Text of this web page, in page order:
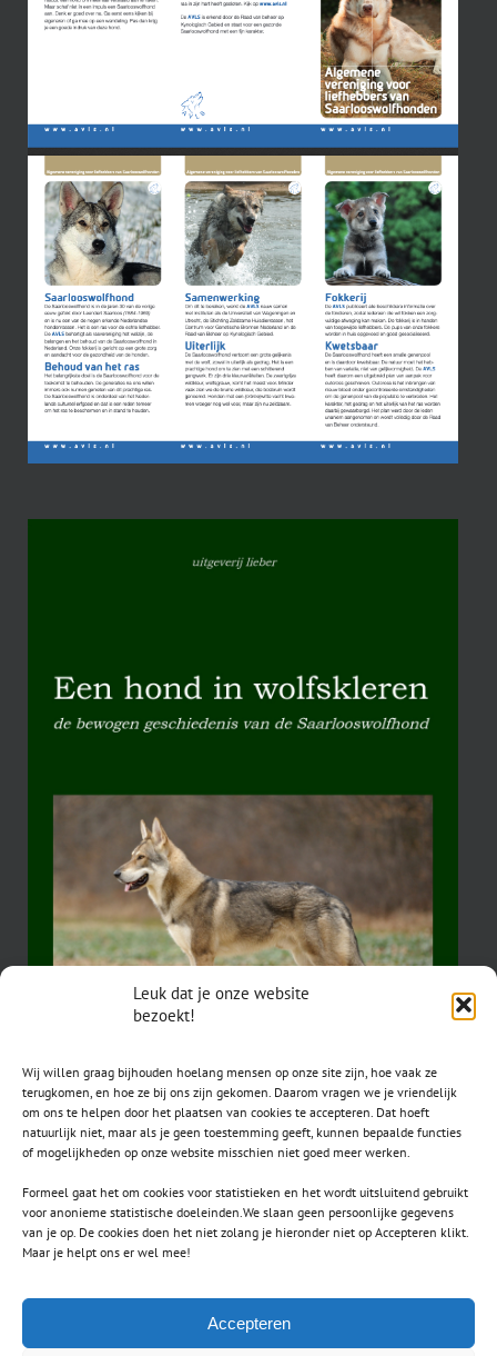
Leuk dat je onze website
bezoekt!
Wij willen graag bijhouden hoelang mensen op onze site zijn, hoe vaak ze
terugkomen, en hoe ze bij ons zijn gekomen. Daarom vragen we je vriendelijk
om ons te helpen door het plaatsen van cookies te accepteren. Dat hoeft
natuurlijk niet, maar als je geen toestemming geeft, kunnen bepaalde functies
of mogelijkheden op onze website misschien niet goed meer werken.
Formeel gaat het om cookies voor statistieken en het wordt uitsluitend gebruikt
voor anonieme statistische doeleinden.We slaan geen persoonlijke gegevens
van je op. De cookies doen het niet zolang je hieronder niet op Accepteren klikt.
Maar je helpt ons er wel mee!
Accepteren
CONTACT
secretaris.avls@gmail.com